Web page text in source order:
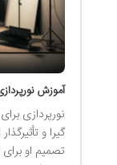
آموزش
نورپردازی
گیرا و
تصمیم او